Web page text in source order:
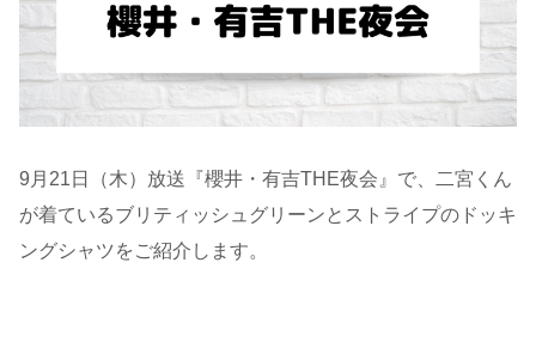
9月21日（木）放送『櫻井・有吉THE夜会』で、二宮くん
が着ているブリティッシュグリーンとストライプのドッキ
ングシャツをご紹介します。